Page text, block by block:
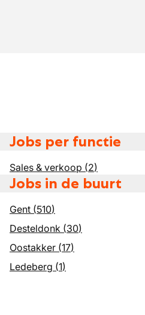
Jobs per functie
Sales & verkoop (2)
Jobs in de buurt
Gent (510)
Desteldonk (30)
Oostakker (17)
Ledeberg (1)